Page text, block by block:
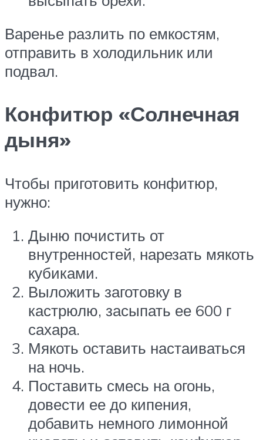
Варенье разлить по емкостям,
отправить в холодильник или
подвал.
Конфитюр «Солнечная
дыня»
Чтобы приготовить конфитюр,
нужно:
Дыню почистить от
внутренностей, нарезать мякоть
кубиками.
Выложить заготовку в
кастрюлю, засыпать ее 600 г
сахара.
Мякоть оставить настаиваться
на ночь.
Поставить смесь на огонь,
довести ее до кипения,
добавить немного лимонной